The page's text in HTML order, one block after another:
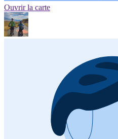
Ouvrir la carte